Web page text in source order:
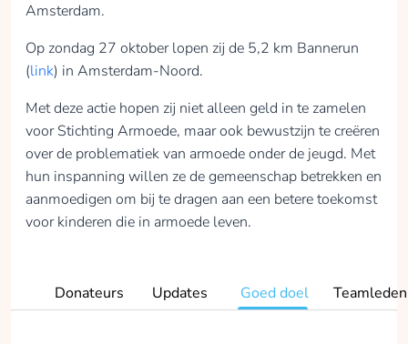
Amsterdam.
Op zondag 27 oktober lopen zij de 5,2 km Bannerun
(link) in Amsterdam-Noord.
Met deze actie hopen zij niet alleen geld in te zamelen
voor Stichting Armoede, maar ook bewustzijn te creëren
over de problematiek van armoede onder de jeugd. Met
hun inspanning willen ze de gemeenschap betrekken en
aanmoedigen om bij te dragen aan een betere toekomst
voor kinderen die in armoede leven.
Donateurs Updates Goed doel Teamleden